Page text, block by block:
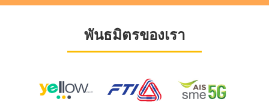
พันธมิตรของเรา